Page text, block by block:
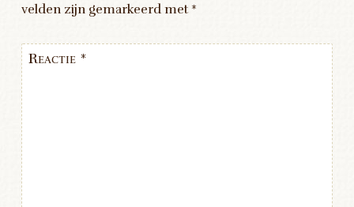
velden zijn gemarkeerd met *
Reactie *